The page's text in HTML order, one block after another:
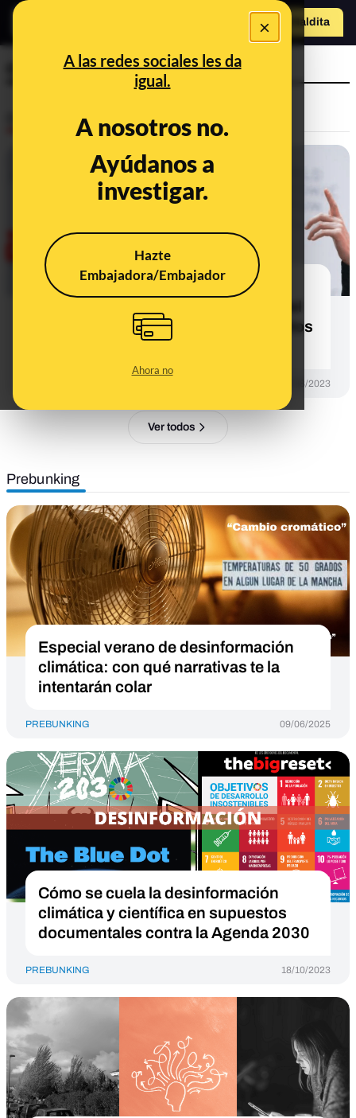
×
A las redes sociales les da
igual.
A nosotros no.
Ayúdanos a
investigar.
Hazte
Embajadora/Embajador
Ahora no
Hazte Maldit o
a
confinamiento climático
Qué sabemos del vídeo en el que
FMI, dice que “vienen confinamientos
climáticos permanentes”
07/08/2023
Ver todos
Prebunking
Especial verano de desinformación
climática: con qué narrativas te la
intentarán colar
PREBUNKING 09/06/2025
Cómo se cuela la desinformación
climática y científica en supuestos
documentales contra la Agenda 2030
PREBUNKING 18/10/2023